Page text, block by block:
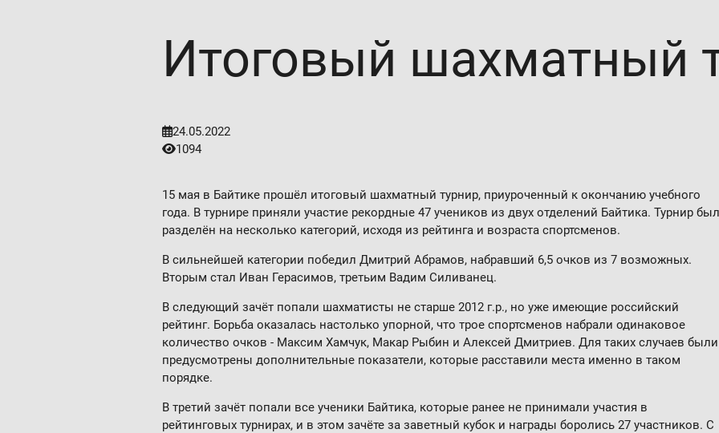
Итоговый шахматный
24.05.2022
1094
15 мая в Байтике прошёл итоговый шахматный турнир, приуроченный к окончанию учебного
года. В турнире приняли участие рекордные 47 учеников из двух отделений Байтика. Турнир был
разделён на несколько категорий, исходя из рейтинга и возраста спортсменов.
В сильнейшей категории победил Дмитрий Абрамов, набравший 6,5 очков из 7 возможных.
Вторым стал Иван Герасимов, третьим Вадим Силиванец.
В следующий зачёт попали шахматисты не старше 2012 г.р., но уже имеющие российский
рейтинг. Борьба оказалась настолько упорной, что трое спортсменов набрали одинаковое
количество очков - Максим Хамчук, Макар Рыбин и Алексей Дмитриев. Для таких случаев были
предусмотрены дополнительные показатели, которые расставили места именно в таком
порядке.
В третий зачёт попали все ученики Байтика, которые ранее не принимали участия в
рейтинговых турнирах, и в этом зачёте за заветный кубок и награды боролись 27 участников. С